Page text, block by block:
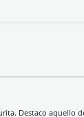
Destaco aquello